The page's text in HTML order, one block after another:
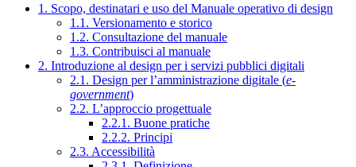
1. Scopo, destinatari e uso del Manuale operativo di design
1.1. Versionamento e storico
1.2. Consultazione del manuale
1.3. Contribuisci al manuale
2. Introduzione al design per i servizi pubblici digitali
2.1. Design per l’amministrazione digitale (e-
government)
2.2. L’approccio progettuale
2.2.1. Buone pratiche
2.2.2. Principi
2.3. Accessibilità